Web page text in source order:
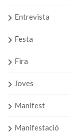
Entrevista
Festa
Fira
Joves
Manifest
Manifestació